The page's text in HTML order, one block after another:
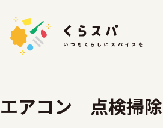
エアコン 点検掃除